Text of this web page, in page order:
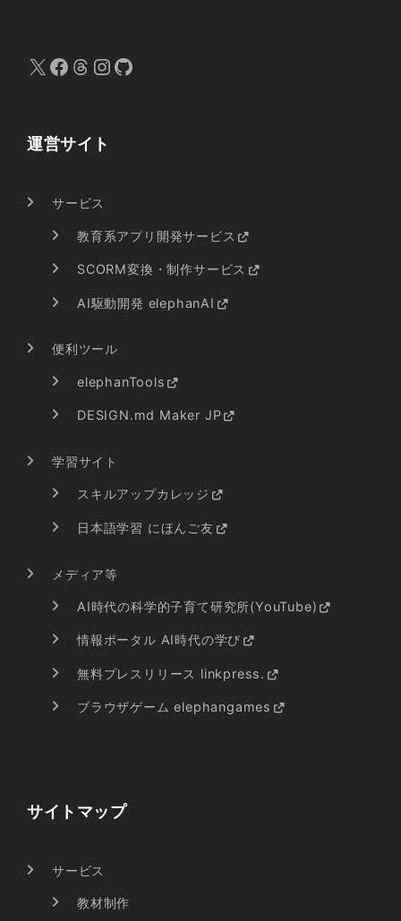
X Facebook Threads InstagramGitHub
運営サイト
サービス
教育系アプリ開発サービス
SCORM変換・制作サービス
AI駆動開発 elephanAI
便利ツール
elephanTools
DESIGN.md Maker JP
学習サイト
スキルアップカレッジ
日本語学習 にほんご友
メディア等
AI時代の科学的子育て研究所(YouTube)
情報ポータル AI時代の学び
無料プレスリリース linkpress.
ブラウザゲーム elephangames
サイトマップ
サービス
教材制作